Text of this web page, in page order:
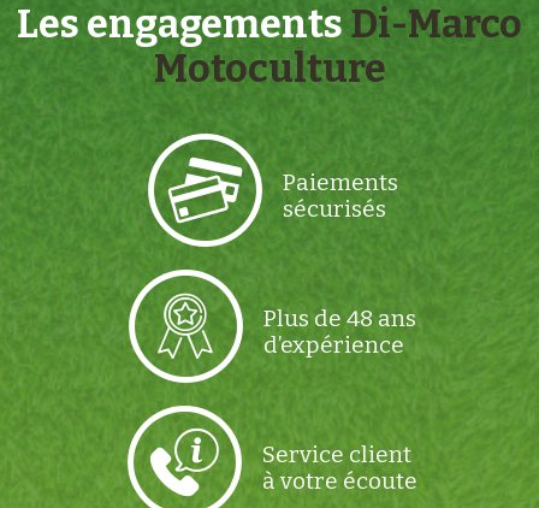
Les engagements Di-Marco
Motoculture
Paiements
sécurisés
Plus de 48 ans
d’expérience
Service client
à votre écoute